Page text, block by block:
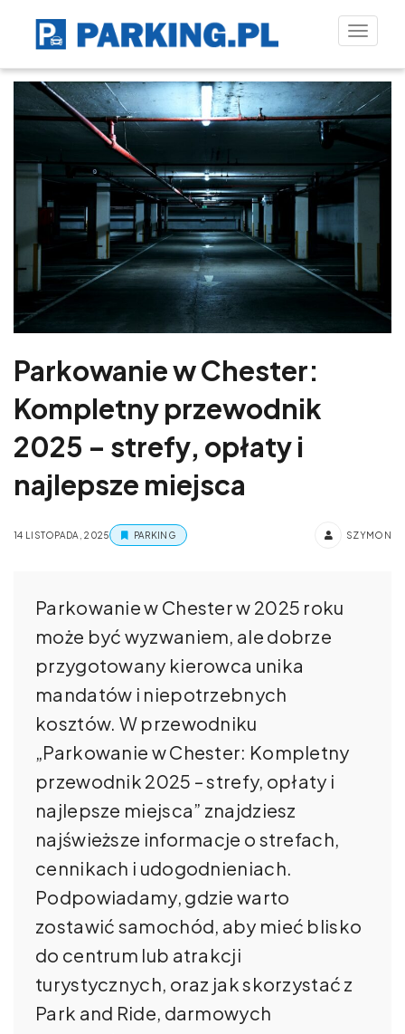
Toggle
Parkowanie w Chester:
Kompletny przewodnik
2025 – strefy, opłaty i
najlepsze miejsca
14 LISTOPADA, 2025 PARKING SZYMON
Parkowanie w Chester w 2025 roku
może być wyzwaniem, ale dobrze
przygotowany kierowca unika
mandatów i niepotrzebnych
kosztów. W przewodniku
„Parkowanie w Chester: Kompletny
przewodnik 2025 – strefy, opłaty i
najlepsze miejsca” znajdziesz
najświeższe informacje o strefach,
cennikach i udogodnieniach.
Podpowiadamy, gdzie warto
zostawić samochód, aby mieć blisko
do centrum lub atrakcji
turystycznych, oraz jak skorzystać z
Park and Ride, darmowych